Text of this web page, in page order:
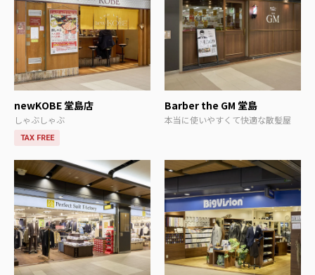
newKOBE 堂島店
しゃぶしゃぶ
TAX FREE
Barber the GM 堂島
本当に使いやすくて快適な散髪屋